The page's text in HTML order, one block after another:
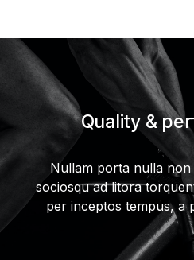
Quality &
Nullam porta nulla
sociosqu ad litora
per inceptos tempus, a